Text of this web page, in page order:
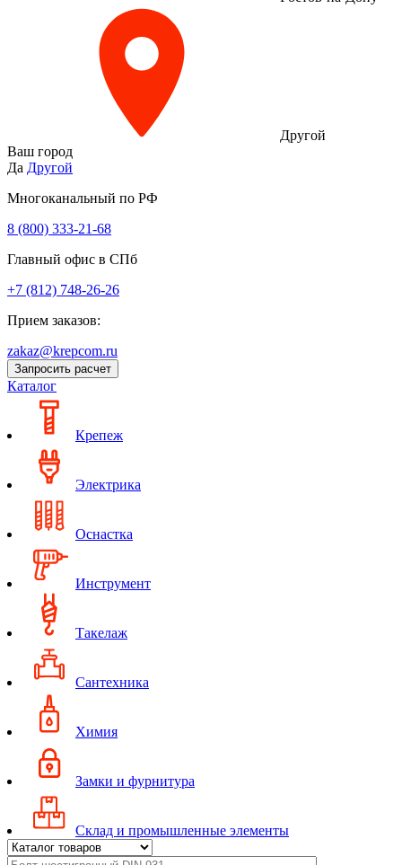
Другой
Ваш город
Да Другой
Многоканальный по РФ
8 (800) 333‑21-68
Главный офис в СПб
+7 (812) 748-26-26
Прием заказов:
zakaz@krepcom.ru
Запросить расчет
Каталог
Крепеж
Электрика
Оснастка
Инструмент
Такелаж
Сантехника
Химия
Замки и фурнитура
Склад и промышленные элементы